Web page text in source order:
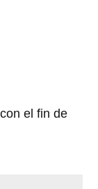
el fin de